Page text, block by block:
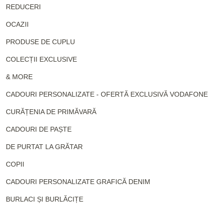
REDUCERI
OCAZII
PRODUSE DE CUPLU
COLECȚII EXCLUSIVE
& MORE
CADOURI PERSONALIZATE - OFERTĂ EXCLUSIVĂ VODAFONE
CURĂȚENIA DE PRIMĂVARĂ
CADOURI DE PAȘTE
DE PURTAT LA GRĂTAR
COPII
CADOURI PERSONALIZATE GRAFICĂ DENIM
BURLACI ȘI BURLĂCIȚE